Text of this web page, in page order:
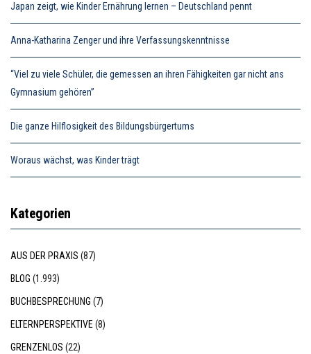
Japan zeigt, wie Kinder Ernährung lernen – Deutschland pennt
Anna-Katharina Zenger und ihre Verfassungskenntnisse
“Viel zu viele Schüler, die gemessen an ihren Fähigkeiten gar nicht ans
Gymnasium gehören”
Die ganze Hilflosigkeit des Bildungsbürgertums
Woraus wächst, was Kinder trägt
Kategorien
AUS DER PRAXIS (87)
BLOG (1.993)
BUCHBESPRECHUNG (7)
ELTERNPERSPEKTIVE (8)
GRENZENLOS (22)